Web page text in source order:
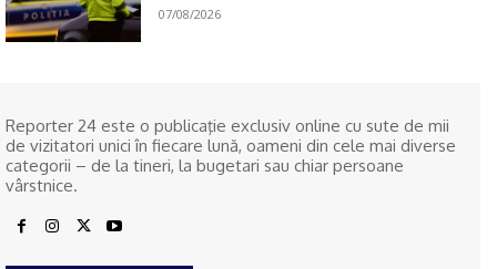
07/08/2026
Reporter 24 este o publicaţie exclusiv online cu sute de mii
de vizitatori unici în fiecare lună, oameni din cele mai diverse
categorii – de la tineri, la bugetari sau chiar persoane
vârstnice.